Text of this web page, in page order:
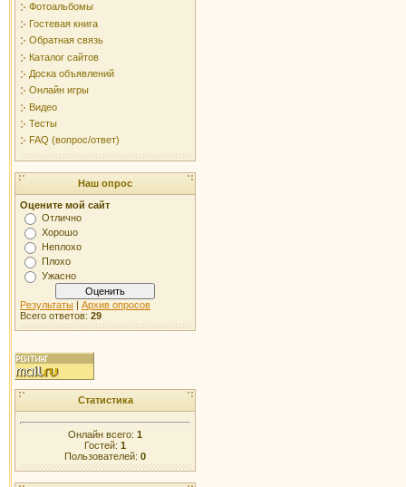
Фотоальбомы
Гостевая книга
Обратная связь
Каталог сайтов
Доска объявлений
Онлайн игры
Видео
Тесты
FAQ (вопрос/ответ)
Наш опрос
Оцените мой сайт
Отлично
Хорошо
Неплохо
Плохо
Ужасно
Результаты | Архив опросов
Всего ответов: 29
Статистика
Онлайн всего: 1
Гостей: 1
Пользователей: 0